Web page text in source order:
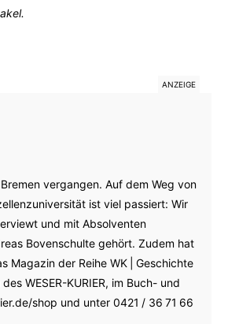
vergangen. Auf dem Weg von
ist viel passiert: Wir
und mit Absolventen
Bovenschulte gehört. Zudem hat
Magazin der Reihe WK | Geschichte
WESER-­KURIER, im Buch- und
shop und unter 0421 / 36 71 66